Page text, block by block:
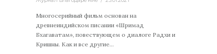
Многосерийный фильм основан на
древнеиндийском писании «Шримад
Бхагаватам», повествующем о диалоге Радхи и
Кришны. Как и все другие...